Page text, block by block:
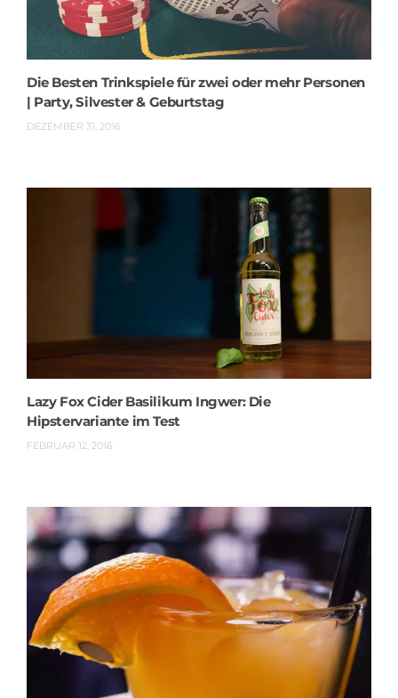
Die Besten Trinkspiele für zwei oder mehr Personen
| Party, Silvester & Geburtstag
DEZEMBER 31, 2016
Lazy Fox Cider Basilikum Ingwer: Die
Hipstervariante im Test
FEBRUAR 12, 2016